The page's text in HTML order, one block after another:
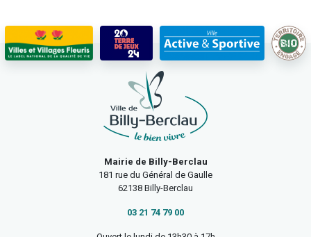
Mairie de Billy-Berclau
181 rue du Général de Gaulle
62138 Billy-Berclau
03 21 74 79 00